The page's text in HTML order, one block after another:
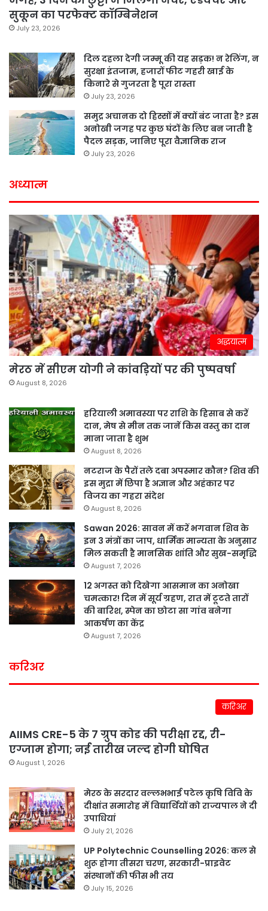
सुकून का परफेक्ट कॉम्बिनेशन
July 23, 2026
दिल दहला देगी जम्मू की यह सड़क! न रेलिंग, न
सुरक्षा इंतजाम, हजारों फीट गहरी खाई के
किनारे से गुजरता है पूरा रास्ता
July 23, 2026
समुद्र अचानक दो हिस्सों में क्यों बंट जाता है? इस
अनोखी जगह पर कुछ घंटों के लिए बन जाती है
पैदल सड़क, जानिए पूरा वैज्ञानिक राज
July 23, 2026
अध्यात्म
अद्धयात्म
मेरठ में सीएम योगी ने कांवड़ियों पर की पुष्पवर्षा
August 8, 2026
हरियाली अमावस्या पर राशि के हिसाब से करें
दान, मेष से मीन तक जानें किस वस्तु का दान
माना जाता है शुभ
August 8, 2026
नटराज के पैरों तले दबा अपस्मार कौन? शिव की
इस मुद्रा में छिपा है अज्ञान और अहंकार पर
विजय का गहरा संदेश
August 8, 2026
Sawan 2026: सावन में करें भगवान शिव के
इन 3 मंत्रों का जाप, धार्मिक मान्यता के अनुसार
मिल सकती है मानसिक शांति और सुख-समृद्धि
August 7, 2026
12 अगस्त को दिखेगा आसमान का अनोखा
चमत्कार! दिन में सूर्य ग्रहण, रात में टूटते तारों
की बारिश, स्पेन का छोटा सा गांव बनेगा
आकर्षण का केंद्र
August 7, 2026
करिअर
करिअर
AIIMS CRE-5 के 7 ग्रुप कोड की परीक्षा रद्द, री-
एग्जाम होगा; नई तारीख जल्द होगी घोषित
August 1, 2026
मेरठ के सरदार वल्लभभाई पटेल कृषि विवि के
दीक्षांत समारोह में विद्यार्थियों को राज्यपाल ने दी
उपाधियां
July 21, 2026
UP Polytechnic Counselling 2026: कल से
शुरू होगा तीसरा चरण, सरकारी-प्राइवेट
संस्थानों की फीस भी तय
July 15, 2026